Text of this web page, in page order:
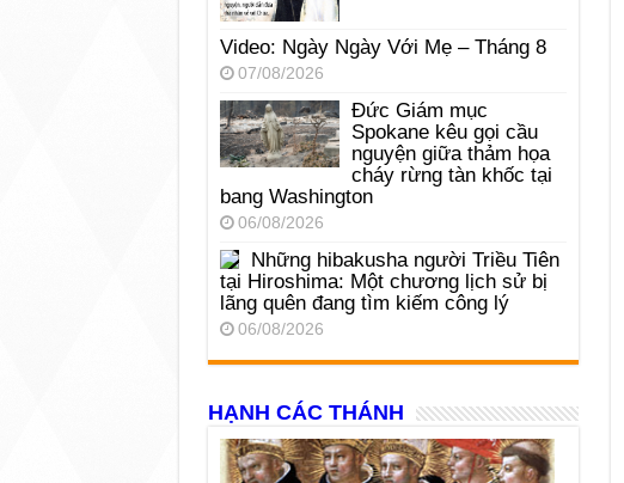
Video: Ngày Ngày Với Mẹ – Tháng 8
07/08/2026
Đức Giám mục
Spokane kêu gọi cầu
nguyện giữa thảm họa
cháy rừng tàn khốc tại
bang Washington
06/08/2026
Những hibakusha người Triều Tiên
tại Hiroshima: Một chương lịch sử bị
lãng quên đang tìm kiếm công lý
06/08/2026
HẠNH CÁC THÁNH